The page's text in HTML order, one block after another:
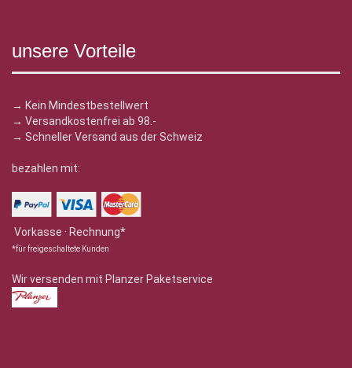
unsere Vorteile
→ Kein Mindestbestellwert
→ Versandkostenfrei ab 98.-
→ Schneller Versand aus der Schweiz
bezahlen mit:
Vorkasse · Rechnung*
*für freigeschaltete Kunden
Wir versenden mit Planzer Paketservice